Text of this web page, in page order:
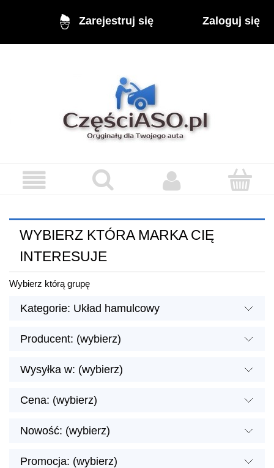
Zarejestruj się Zaloguj się
WYBIERZ KTÓRA MARKA CIĘ
INTERESUJE
Wybierz którą grupę
Kategorie: Układ hamulcowy
Producent: (wybierz)
Wysyłka w: (wybierz)
Cena: (wybierz)
Nowość: (wybierz)
Promocja: (wybierz)